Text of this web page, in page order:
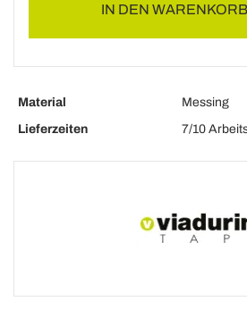
IN DEN
Material
Messing
Lieferzeiten
7/10